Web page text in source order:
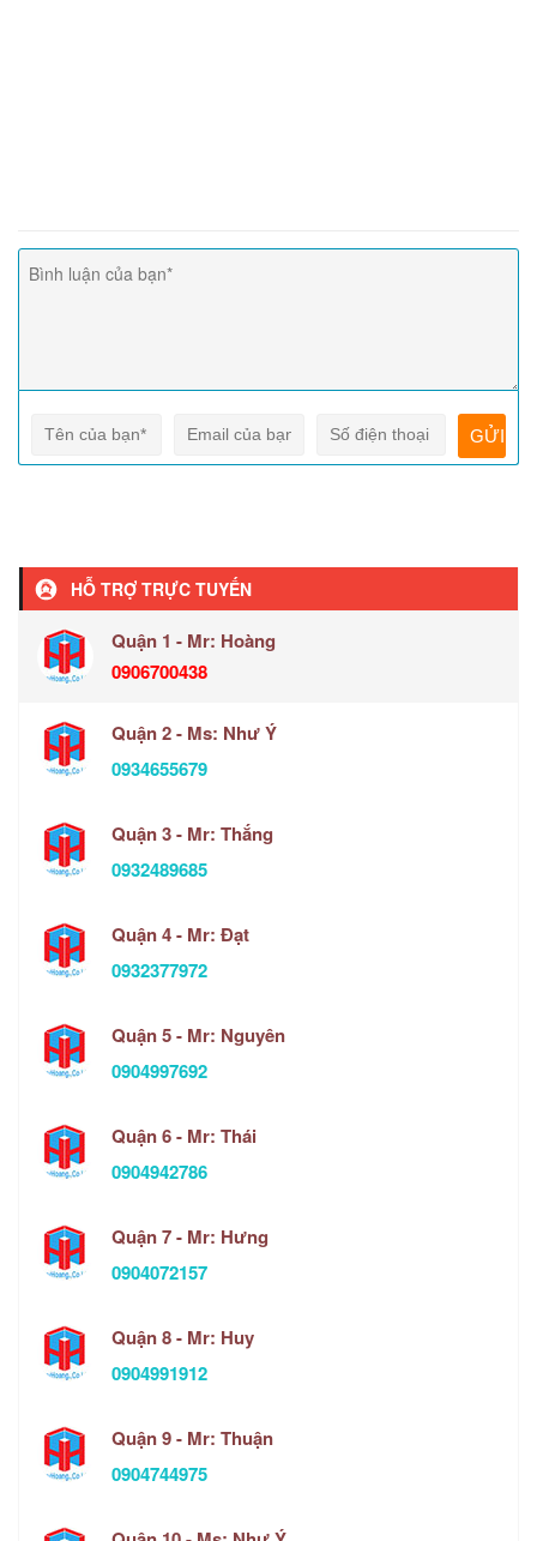
HỖ TRỢ TRỰC TUYẾN
Quận 1 - Mr: Hoàng
0906700438
Quận 2 - Ms: Như Ý
0934655679
Quận 3 - Mr: Thắng
0932489685
Quận 4 - Mr: Đạt
0932377972
Quận 5 - Mr: Nguyên
0904997692
Quận 6 - Mr: Thái
0904942786
Quận 7 - Mr: Hưng
0904072157
Quận 8 - Mr: Huy
0904991912
Quận 9 - Mr: Thuận
0904744975